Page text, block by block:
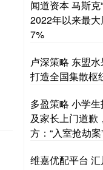
闻道资本 马斯
2022年以来最
7%
卢深策略 东盟
打造全国集散枢
多盈策略 小学
及家长上门道歉
方：“入室抢劫
维嘉优配平台